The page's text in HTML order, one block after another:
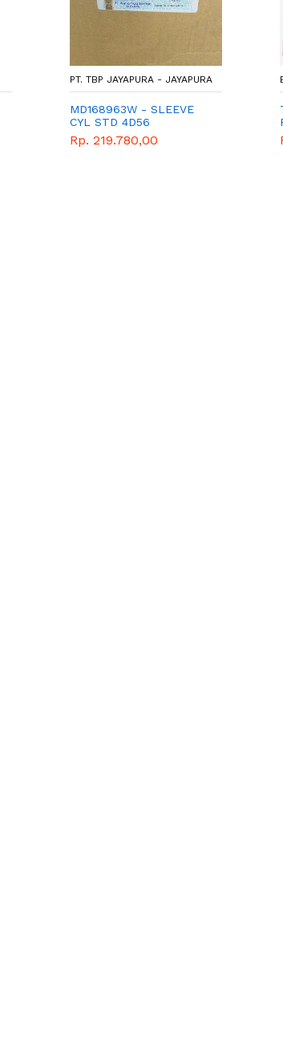
PT. TBP JAYAPURA - JAYAPURA
MD168963W - SLEEVE
CYL STD 4D56
Rp. 219.780,00